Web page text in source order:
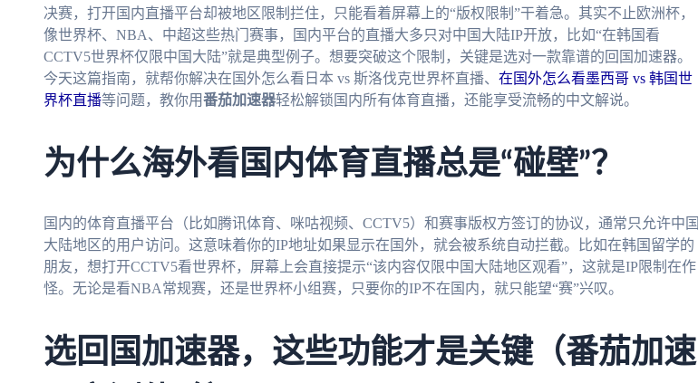
决赛，打开国内直播平台却被地区限制拦住，只能看着屏幕上的“版权限制”干着急。其实不止欧洲杯，
像世界杯、NBA、中超这些热门赛事，国内平台的直播大多只对中国大陆IP开放，比如“在韩国看
CCTV5世界杯仅限中国大陆”就是典型例子。想要突破这个限制，关键是选对一款靠谱的回国加速器。
今天这篇指南，就帮你解决在国外怎么看日本 vs 斯洛伐克世界杯直播、 在国外怎么看墨西哥 vs 韩国世
界杯直播等问题，教你用番茄加速器轻松解锁国内所有体育直播，还能享受流畅的中文解说。
为什么海外看国内体育直播总是“碰壁”？
国内的体育直播平台（比如腾讯体育、咪咕视频、CCTV5）和赛事版权方签订的协议，通常只允许中国
大陆地区的用户访问。这意味着你的IP地址如果显示在国外，就会被系统自动拦截。比如在韩国留学的
朋友，想打开CCTV5看世界杯，屏幕上会直接提示“该内容仅限中国大陆地区观看”，这就是IP限制在作
怪。无论是看NBA常规赛，还是世界杯小组赛，只要你的IP不在国内，就只能望“赛”兴叹。
选回国加速器，这些功能才是关键（番茄加速